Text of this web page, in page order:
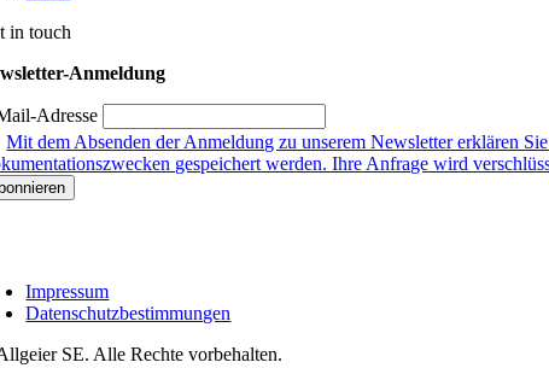
in touch
Anmeldung
Adresse
Mit dem Absenden der Anmeldung zu unserem Newsletter erklären
gespeichert werden. Ihre Anfrage wird
Impressum
Datenschutzbestimmungen
SE. Alle Rechte vorbehalten.